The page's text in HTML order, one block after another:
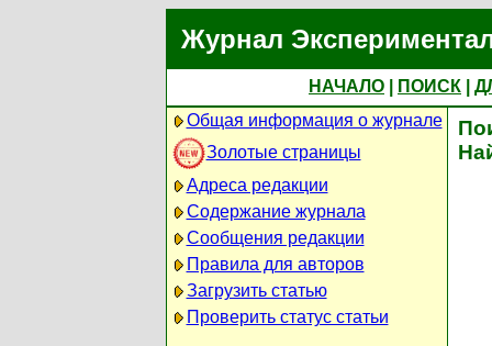
Журнал
НАЧАЛО ПОИСК
Общая информация о журнале
Золотые страницы
Адреса редакции
Содержание журнала
Сообщения редакции
Правила для авторов
Загрузить статью
Проверить статус статьи